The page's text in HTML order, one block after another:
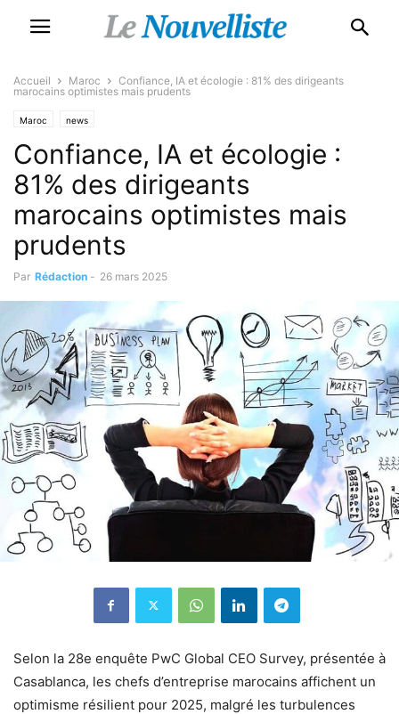
Accueil Maroc
Confiance, IA et écologie : 81% des dirigeants
marocains optimistes mais prudents
Maroc news
Confiance, IA et écologie :
81% des dirigeants
marocains optimistes mais
prudents
Par Rédaction - 26 mars 2025
Selon la 28e enquête PwC Global CEO Survey, présentée à
Casablanca, les chefs d’entreprise marocains affichent un
optimisme résilient pour 2025, malgré les turbulences